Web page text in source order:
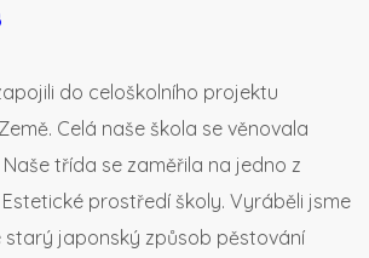
do celoškolního projektu
Celá naše škola se věnovala
třída se zaměřila na jedno z
prostředí školy. Vyráběli jsme
starý japonský způsob pěstování